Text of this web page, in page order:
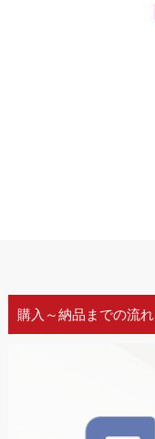
購入～納品までの流れ